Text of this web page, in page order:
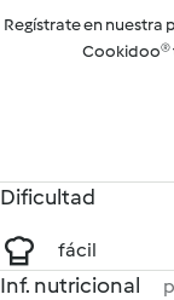
Regístrate en nuestra
Cookidoo®
Dificultad
fácil
Inf. nutricional